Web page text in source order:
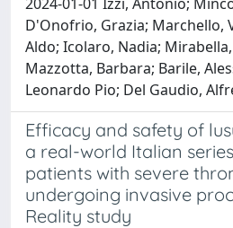
D'Onofrio, Grazia; Marchello,
Aldo; Icolaro, Nadia;
Mazzotta, Barbara; Barile,
Leonardo Pio; Del Gaudio,
Efficacy and safety of
a real-world Italian
patients with severe
undergoing invasive
Reality study